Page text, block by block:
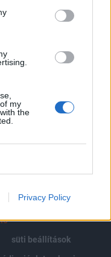
my
the
Privacy Policy
belüli
süti beállítások